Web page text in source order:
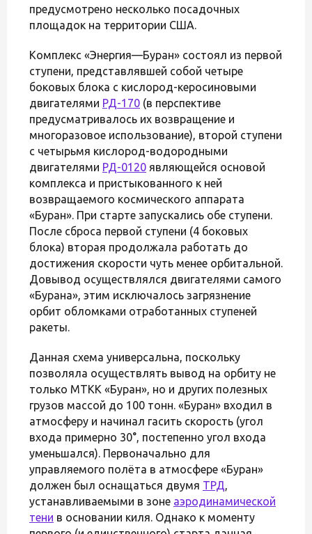
предусмотрено несколько посадочных
площадок на территории США.
Комплекс «Энергия—Буран» состоял из первой
ступени, представлявшей собой четыре
боковых блока с кислород-керосиновыми
двигателями РД-170 (в перспективе
предусматривалось их возвращение и
многоразовое использование), второй ступени
с четырьмя кислород-водородными
двигателями РД-0120 являющейся основой
комплекса и пристыкованного к ней
возвращаемого космического аппарата
«Буран». При старте запускались обе ступени.
После сброса первой ступени (4 боковых
блока) вторая продолжала работать до
достижения скорости чуть менее орбитальной.
Довывод осуществлялся двигателями самого
«Бурана», этим исключалось загрязнение
орбит обломками отработанных ступеней
ракеты.
Данная схема универсальна, поскольку
позволяла осуществлять вывод на орбиту не
только МТКК «Буран», но и других полезных
грузов массой до 100 тонн. «Буран» входил в
атмосферу и начинал гасить скорость (угол
входа примерно 30°, постепенно угол входа
уменьшался). Первоначально для
управляемого полёта в атмосфере «Буран»
должен был оснащаться двумя ТРД,
устанавливаемыми в зоне аэродинамической
тени в основании киля. Однако к моменту